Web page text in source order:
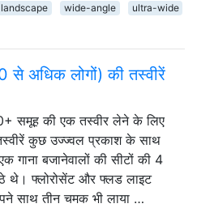
landscape wide-angle ultra-wide
से अधिक लोगों) की तस्वीरें
समूह की एक तस्वीर लेने के लिए
कुछ उज्ज्वल प्रकाश के साथ
गाना बजानेवालों की सीटों की 4
थे। फ्लोरोसेंट और फ्लड लाइट
साथ तीन चमक भी लाया …